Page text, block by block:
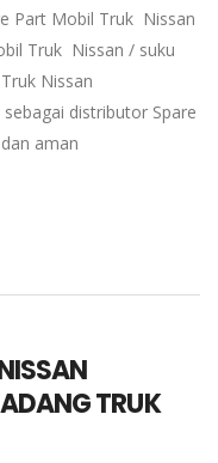
Part Mobil Truk Nissan
Truk Nissan / suku
Nissan
distributor Spare
aman
TRUK